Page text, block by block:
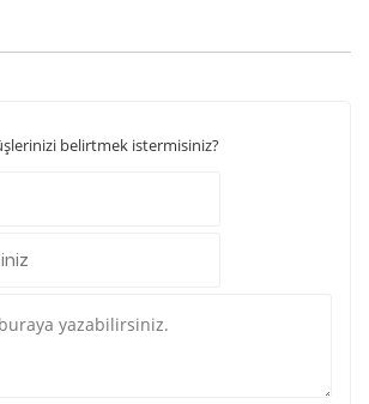
belirtmek istermisiniz?